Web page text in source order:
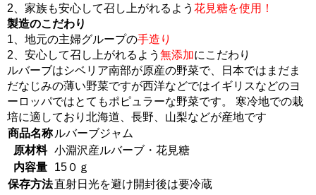
2、家族も安心して召し上がれるよう 花見糖を使用！
製造のこだわり
1、地元の主婦グループの手造り
2、安心して召し上がれるよう 無添加にこだわり
ルバーブはシベリア南部が原産の野菜で、日本ではまだま
だなじみの薄い野菜ですが西洋などではイギリスなどのヨ
ーロッパではとてもポピュラーな野菜です。 寒冷地での栽
培に適しており北海道、長野、山梨などが産地です
商品名称 ルバーブジャム
原材料 小淵沢産ルバーブ・花見糖
内容量
15０ｇ
保存方法直射日光を避け開封後は要冷蔵